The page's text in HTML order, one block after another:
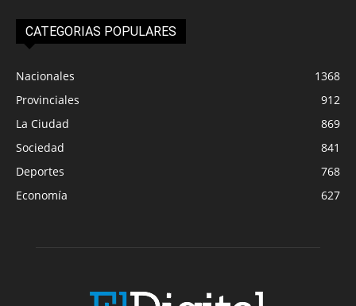
CATEGORIAS POPULARES
Nacionales
1368
Provinciales
912
La Ciudad
869
Sociedad
841
Deportes
768
Economía
627